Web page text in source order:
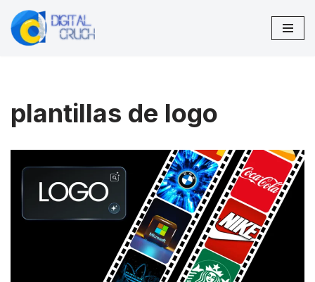
Saltar
plantillas de logo